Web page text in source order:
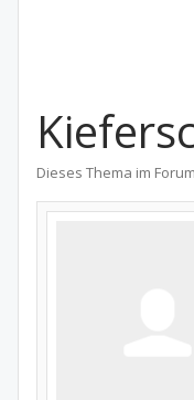
Dieses Thema im